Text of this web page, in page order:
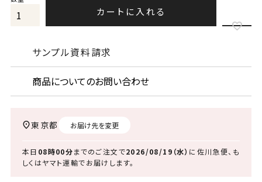
カートに入れる
サンプル資料請求
商品についてのお問い合わせ
本日 08時00分までのご注文で2026/08/19（水） に 佐川急便、も
しくはヤマト運輸でお届けします。
東京都 お届け先を変更